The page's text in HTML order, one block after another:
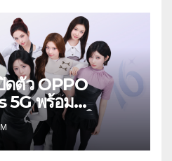
ดตัว OPPO
5G พร้อม
ใน
ชวนสัมผัส
าพมุมกว้างพิเศษที่